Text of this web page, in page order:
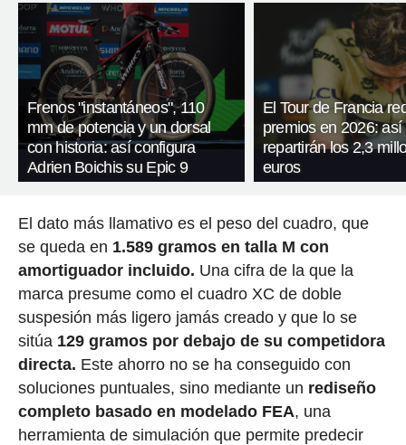
Frenos "instantáneos", 110
mm de potencia y un dorsal
con historia: así configura
Adrien Boichis su Epic 9
El Tour de Francia
premios en 2026: así
repartirán los 2,3
euros
El dato más llamativo es el peso del cuadro, que
se queda en 1.589 gramos en talla M con
amortiguador incluido. Una cifra de la que la
marca presume como el cuadro XC de doble
suspesión más ligero jamás creado y que lo se
sitúa 129 gramos por debajo de su competidora
directa. Este ahorro no se ha conseguido con
soluciones puntuales, sino mediante un rediseño
completo basado en modelado FEA, una
herramienta de simulación que permite predecir